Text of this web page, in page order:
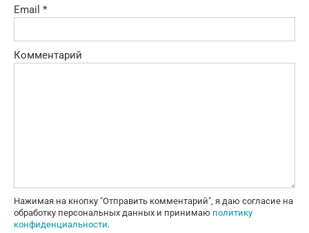
Email *
Комментарий
Нажимая на кнопку "Отправить комментарий", я даю согласие на
обработку персональных данных и принимаю политику
конфиденциальности.